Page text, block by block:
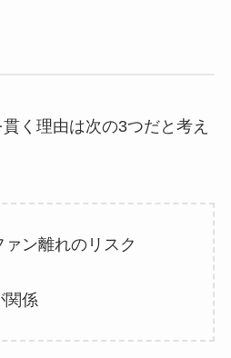
く理由は次の3つだと考え
ン離れのリスク
関係